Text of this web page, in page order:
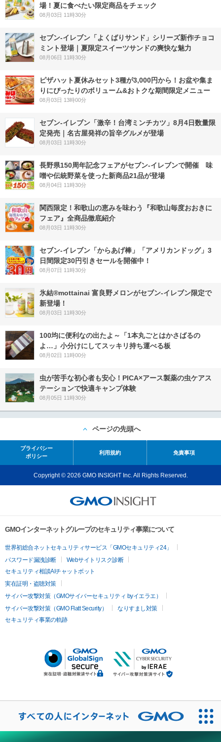
場！夏に食べたい限定商品をチェック
08月03日 11時30分
セブン‐イレブン「よくばりサンド」シリーズ新作チョコ
ミント登場｜夏限定スイーツサンドの爽快な魅力
08月06日 11時30分
ピザハット夏休みセット3種が3,000円から！お盆や集ま
りにぴったりのボリューム&おトクな期間限定メニュー
08月03日 13時00分
セブン-イレブン「激辛！台湾ミンチカツ」8月4日数量限
定発売｜名古屋発祥の旨辛グルメが登場
08月03日 11時30分
長野県150周年記念フェアがセブン-イレブンで開催 味
噌や伝統野菜を使った新商品21品が登場
08月04日 11時30分
関西限定！和歌山の恵みを味わう『和歌山毎度おおきに
フェア』全商品徹底紹介
08月03日 11時30分
セブン‐イレブン「からあげ棒」「アメリカンドッグ」3
日間限定30円引きセールを開催中！
08月07日 11時30分
氷結®mottainai 富良野メロンがセブン‐イレブン限定で
新登場！
08月03日 11時30分
100均に便利なの出たよ～「1本丸ごとはかさばるの
よ…」小分けにしてスッキリ持ち運べる板
08月02日 11時00分
虫が苦手な初心者も安心！PICA×アース製薬の虫ケアス
テーションで快適キャンプ体験
08月05日 11時30分
ページの先頭へ
プライバシー
ポリシー
利用規約 免責事項
Copyright © 2026 GMO INSIGHT Inc. All Rights Reserved.
GMOインターネットグループのセキュリティ事業について
世界初総合ネットセキュリティサービス「GMOセキュリティ24」
パスワード漏洩診断
Webサイトリスク診断
セキュリティ相談AIチャットボット
実在証明・盗聴対策
サイバー攻撃対策（GMOサイバーセキュリティ byイエラエ）
サイバー攻撃対策（GMO Flatt Security）
なりすまし対策
セキュリティ事業の軌跡